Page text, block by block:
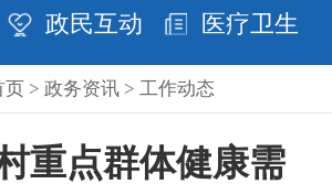
政民互动 医疗卫生
页> 政务资讯> 工作动态
重点群体健康需